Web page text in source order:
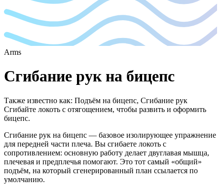
Arms
Сгибание рук на бицепс
Также известно как: Подъём на бицепс, Сгибание рук
Сгибайте локоть с отягощением, чтобы развить и оформить
бицепс.
Сгибание рук на бицепс — базовое изолирующее упражнение
для передней части плеча. Вы сгибаете локоть с
сопротивлением: основную работу делает двуглавая мышца,
плечевая и предплечья помогают. Это тот самый «общий»
подъём, на который сгенерированный план ссылается по
умолчанию.